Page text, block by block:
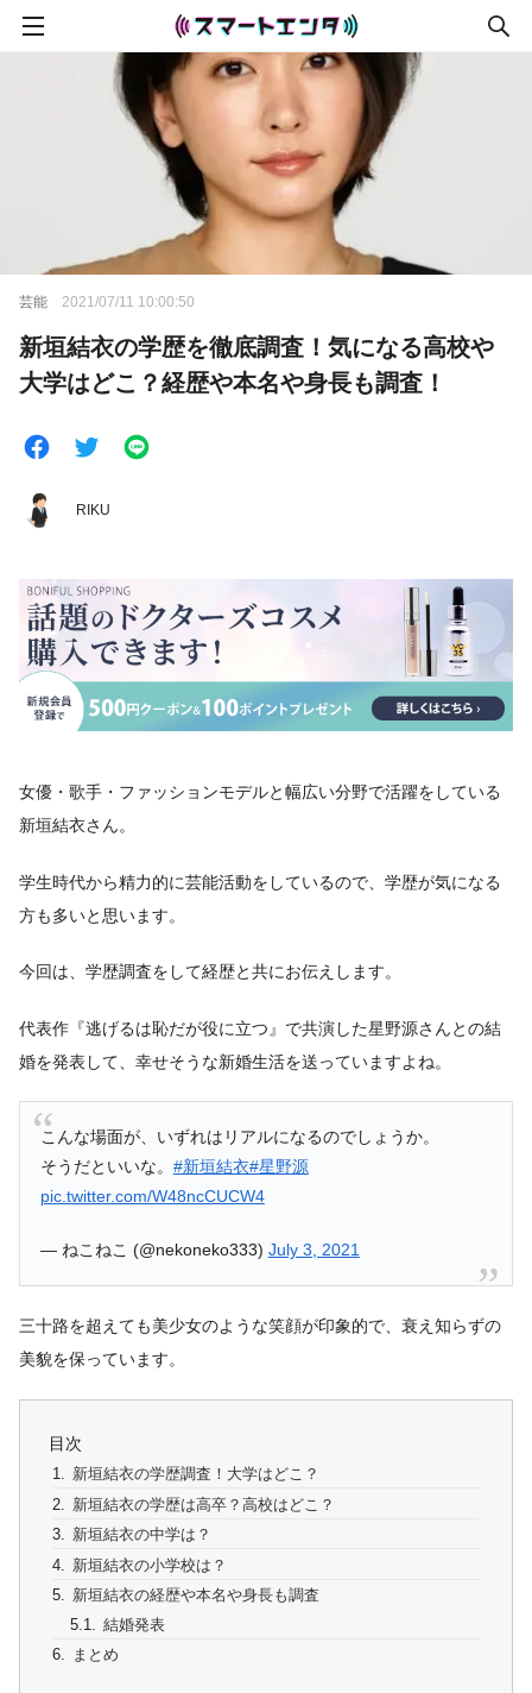
芸能 2021/07/11 10:00:50
新垣結衣の学歴を徹底調査！気になる高校や
大学はどこ？経歴や本名や身長も調査！
RIKU
女優・歌手・ファッションモデルと幅広い分野で活躍をしている
新垣結衣さん。
学生時代から精力的に芸能活動をしているので、学歴が気になる
方も多いと思います。
今回は、学歴調査をして経歴と共にお伝えします。
代表作『逃げるは恥だが役に立つ』で共演した星野源さんとの結
婚を発表して、幸せそうな新婚生活を送っていますよね。
こんな場面が、いずれはリアルになるのでしょうか。
そうだといいな。 #新垣結衣#星野源
pic.twitter.com/W48ncCUCW4
— ねこねこ (@nekoneko333) July 3, 2021
三十路を超えても美少女のような笑顔が印象的で、衰え知らずの
美貌を保っています。
目次
新垣結衣の学歴調査！大学はどこ？
新垣結衣の学歴は高卒？高校はどこ？
新垣結衣の中学は？
新垣結衣の小学校は？
新垣結衣の経歴や本名や身長も調査
結婚発表
まとめ